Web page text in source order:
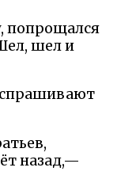
попрощался
шел и
назад,—